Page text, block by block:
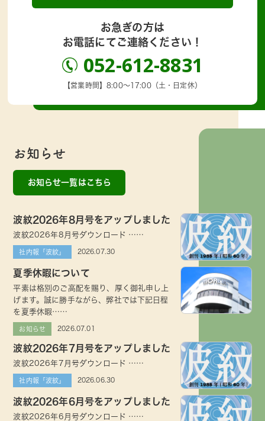
お急ぎの方は
お電話にてご連絡ください！
052-612-8831
【営業時間】8:00～17:00（土・日定休）
お知らせ
お知らせ一覧はこちら
波紋2026年8月号をアップしました
波紋2026年8月号ダウンロード ……
社内報「波紋」 2026.07.30
夏季休暇について
平素は格別のご高配を賜り、厚く御礼申し上
げます。誠に勝手ながら、弊社では下記日程
を夏季休暇……
お知らせ 2026.07.01
波紋2026年7月号をアップしました
波紋2026年7月号ダウンロード ……
社内報「波紋」 2026.06.30
波紋2026年6月号をアップしました
波紋2026年6月号ダウンロード ……